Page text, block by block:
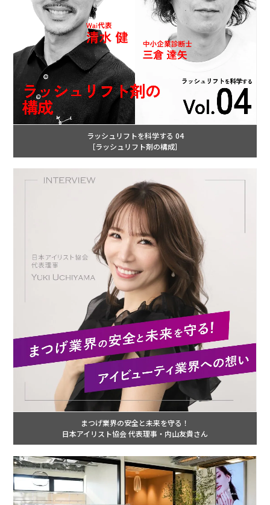
ラッシュリフトを科学する 04
［ラッシュリフト剤の構成］
まつげ業界の安全と未来を守る！
日本アイリスト協会 代表理事・内山友貴さん